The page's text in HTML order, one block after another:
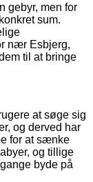
gebyr, men for
sum.
nær Esbjerg,
til at bringe
at søge sig
og derved har
for at sænke
og tillige
byde på